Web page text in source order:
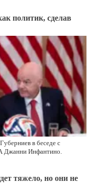
политик, сделав
в беседе с
Джанни Инфантино.
тяжело, но они не